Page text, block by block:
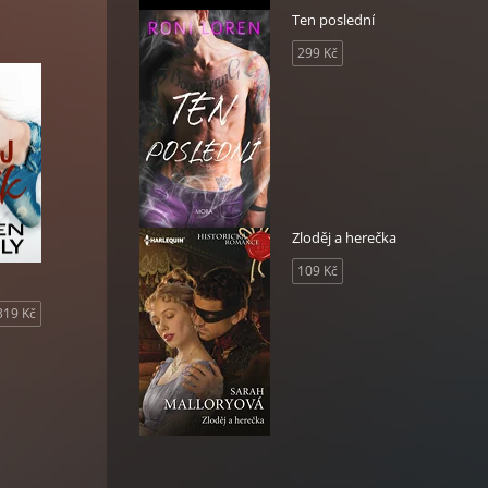
Kč
Ten poslední
299 Kč
Zloděj a herečka
109 Kč